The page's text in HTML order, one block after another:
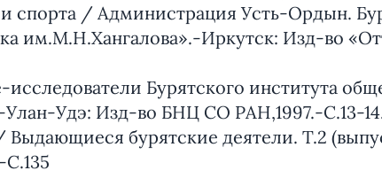
спорта / Администрация Усть-Ордын.
им.М.Н.Хангалова».-Иркутск: Изд-во
Бурятского института
Удэ: Изд-во БНЦ СО РАН,1997.-С.13-
бурятские деятели. Т.2